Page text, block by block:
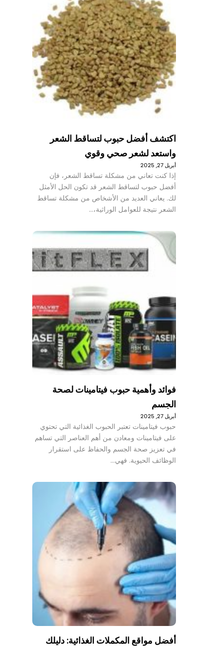
اكتشف أفضل حبوب لتساقط الشعر
واستعد لشعر صحي وقوي
أبريل 27, 2025
إذا كنت تعاني من مشكلة تساقط الشعر، فإن
أفضل حبوب لتساقط الشعر قد تكون الحل الأمثل
لك. يعاني العديد من الأشخاص من مشكلة تساقط
الشعر نتيجة للعوامل الوراثية،…
فوائد وأهمية حبوب فيتامينات لصحة
الجسم
أبريل 27, 2025
حبوب فيتامينات تعتبر الحبوب الغذائية التي تحتوي
على فيتامينات ومعادن من أهم العناصر التي تساهم
في تعزيز صحة الجسم والحفاظ على استقرار
الوظائف الحيوية. فهي…
أفضل مواقع المكملات الغذائية: دليلك